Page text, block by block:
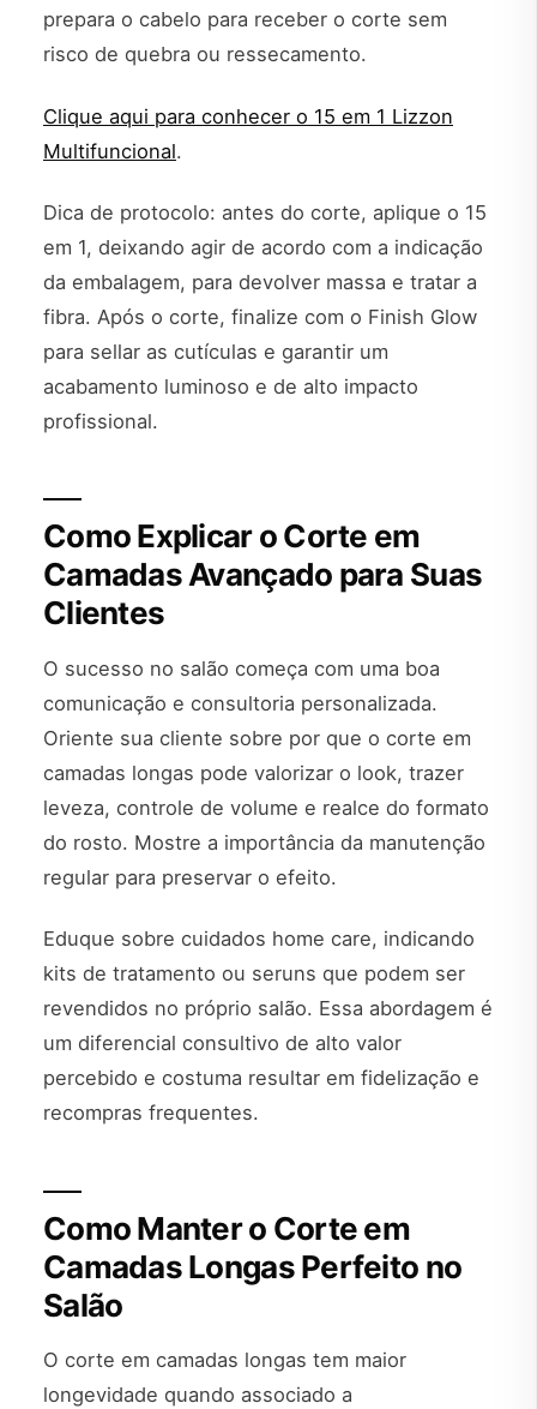
prepara o cabelo para receber o corte sem
risco de quebra ou ressecamento.
Clique aqui para conhecer o 15 em 1 Lizzon
Multifuncional.
Dica de protocolo: antes do corte, aplique o 15
em 1, deixando agir de acordo com a indicação
da embalagem, para devolver massa e tratar a
fibra. Após o corte, finalize com o Finish Glow
para sellar as cutículas e garantir um
acabamento luminoso e de alto impacto
profissional.
Como Explicar o Corte em
Camadas Avançado para Suas
Clientes
O sucesso no salão começa com uma boa
comunicação e consultoria personalizada.
Oriente sua cliente sobre por que o corte em
camadas longas pode valorizar o look, trazer
leveza, controle de volume e realce do formato
do rosto. Mostre a importância da manutenção
regular para preservar o efeito.
Eduque sobre cuidados home care, indicando
kits de tratamento ou seruns que podem ser
revendidos no próprio salão. Essa abordagem é
um diferencial consultivo de alto valor
percebido e costuma resultar em fidelização e
recompras frequentes.
Como Manter o Corte em
Camadas Longas Perfeito no
Salão
O corte em camadas longas tem maior
longevidade quando associado a